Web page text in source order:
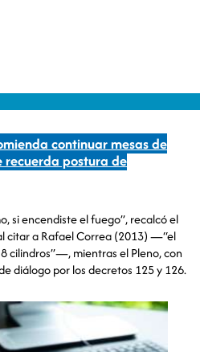
continuar mesas de
recuerda postura de
si encendiste el fuego”, recalcó el
citar a Rafael Correa (2013) —“el
cilindros”—, mientras el Pleno, con
diálogo por los decretos 125 y 126.